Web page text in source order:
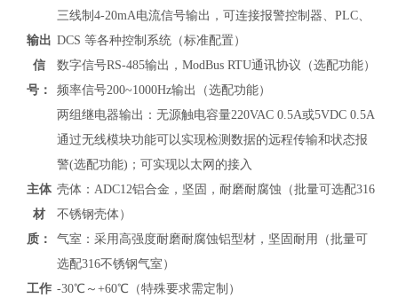
输出
信
号：
三线制4-20mA电流信号输出，可连接报警控制器、PLC、
DCS 等各种控制系统（标准配置）
数字信号RS-485输出， ModBus RTU通讯协议 （选配功能）
频率信号200~1000Hz输出（选配功能）
两组继电器输出：无源触电容量220VAC 0.5A或5VDC 0.5A
通过无线模块功能可以实现检测数据的远程传输和状态报
警(选配功能)；可实现以太网的接入
主体
材
质：
壳体：ADC12铝合金，坚固，耐磨耐腐蚀（批量可选配316
不锈钢壳体）
气室：采用高强度耐磨耐腐蚀铝型材，坚固耐用（批量可
选配316不锈钢气室）
工作 -30℃～+60℃（特殊要求需定制）